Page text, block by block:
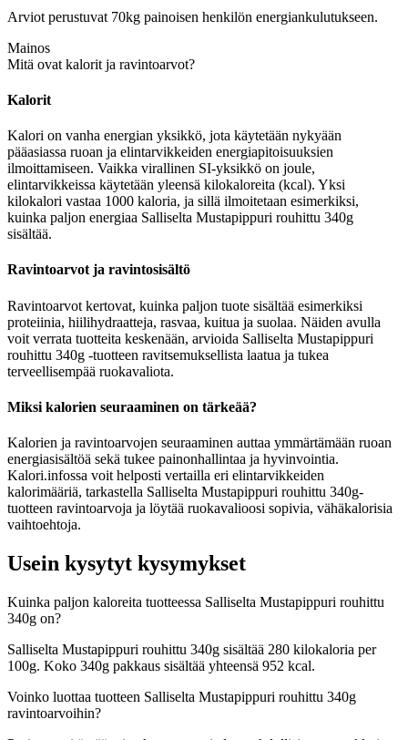
Arviot perustuvat 70kg painoisen henkilön energiankulutukseen.
Mainos
Mitä ovat kalorit ja ravintoarvot?
Kalorit
Kalori on vanha energian yksikkö, jota käytetään nykyään
pääasiassa ruoan ja elintarvikkeiden energiapitoisuuksien
ilmoittamiseen. Vaikka virallinen SI-yksikkö on joule,
elintarvikkeissa käytetään yleensä kilokaloreita (kcal). Yksi
kilokalori vastaa 1000 kaloria, ja sillä ilmoitetaan esimerkiksi,
kuinka paljon energiaa Salliselta Mustapippuri rouhittu 340g
sisältää.
Ravintoarvot ja ravintosisältö
Ravintoarvot kertovat, kuinka paljon tuote sisältää esimerkiksi
proteiinia, hiilihydraatteja, rasvaa, kuitua ja suolaa. Näiden avulla
voit verrata tuotteita keskenään, arvioida Salliselta Mustapippuri
rouhittu 340g -tuotteen ravitsemuksellista laatua ja tukea
terveellisempää ruokavaliota.
Miksi kalorien seuraaminen on tärkeää?
Kalorien ja ravintoarvojen seuraaminen auttaa ymmärtämään ruoan
energiasisältöä sekä tukee painonhallintaa ja hyvinvointia.
Kalori.infossa voit helposti vertailla eri elintarvikkeiden
kalorimääriä, tarkastella Salliselta Mustapippuri rouhittu 340g-
tuotteen ravintoarvoja ja löytää ruokavalioosi sopivia, vähäkalorisia
vaihtoehtoja.
Usein kysytyt kysymykset
Kuinka paljon kaloreita tuotteessa Salliselta Mustapippuri rouhittu
340g on?
Salliselta Mustapippuri rouhittu 340g sisältää 280 kilokaloria per
100g. Koko 340g pakkaus sisältää yhteensä 952 kcal.
Voinko luottaa tuotteen Salliselta Mustapippuri rouhittu 340g
ravintoarvoihin?